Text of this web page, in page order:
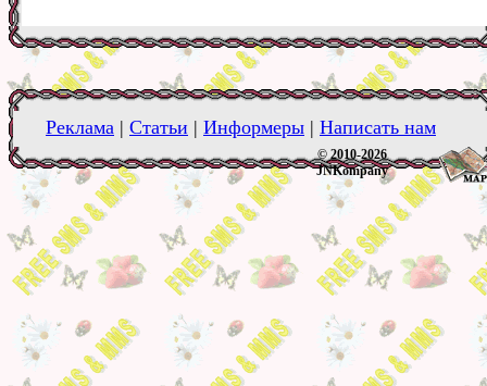
Реклама | Статьи | Информеры | Написать нам
© 2010-2026
JNKompany